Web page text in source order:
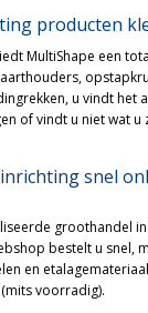
producten
MultiShape een
u vindt het
of vindt u niet wat u
snel
groothandel
bestelt u snel,
en
voorradig).